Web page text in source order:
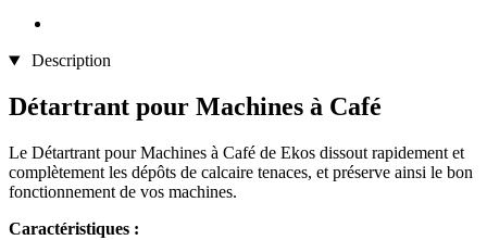
Description
Détartrant pour Machines à Café
Le Détartrant pour Machines à Café de Ekos dissout rapidement et
complètement les dépôts de calcaire tenaces, et préserve ainsi le bon
fonctionnement de vos machines.
Caractéristiques :